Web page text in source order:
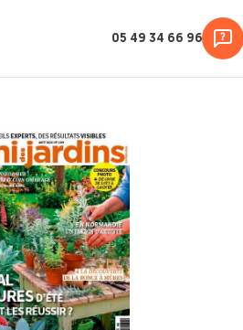
05 49 34 66 96